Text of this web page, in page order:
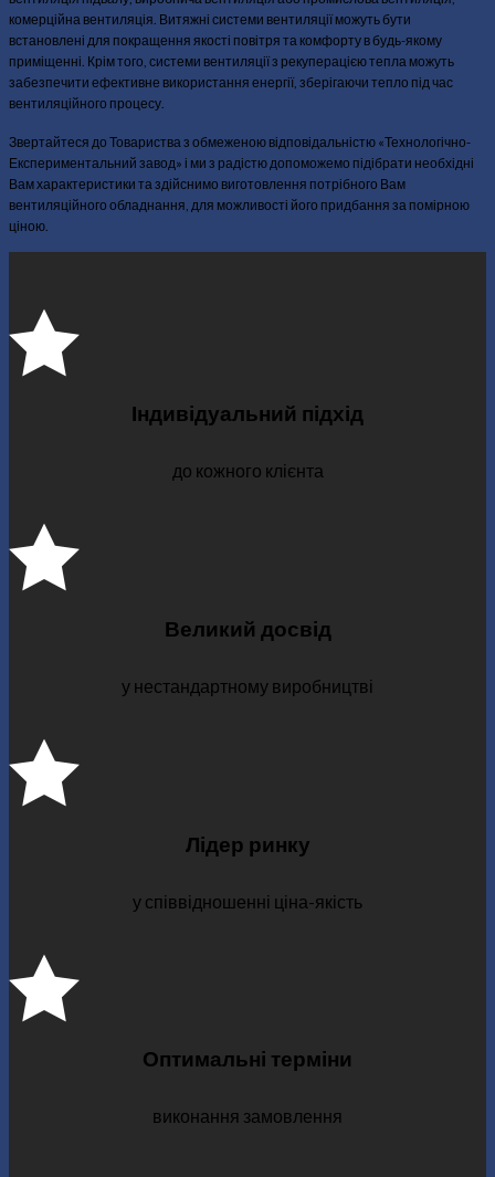
комерційна вентиляція. Витяжні системи вентиляції можуть бути
встановлені для покращення якості повітря та комфорту в будь-якому
приміщенні. Крім того, системи вентиляції з рекуперацією тепла можуть
забезпечити ефективне використання енергії, зберігаючи тепло під час
вентиляційного процесу.
Звертайтеся до Товариства з обмеженою відповідальністю «Технологічно-
Експериментальний завод» і ми з радістю допоможемо підібрати необхідні
Вам характеристики та здійснимо виготовлення потрібного Вам
вентиляційного обладнання, для можливості його придбання за помірною
ціною.
Індивідуальний підхід
до кожного клієнта
Великий досвід
у нестандартному виробництві
Лідер ринку
у співвідношенні ціна-якість
Оптимальні терміни
виконання замовлення